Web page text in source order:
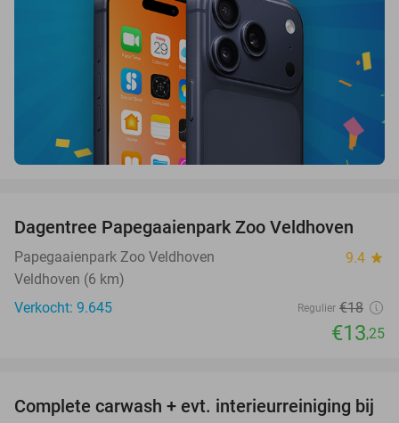
26%
Dagentree Papegaaienpark Zoo Veldhoven
Papegaaienpark Zoo Veldhoven 9.4 star
Veldhoven (6 km)
Verkocht: 9.645
Regulier €18
€13,25
40%
Complete carwash + evt. interieurreiniging bij